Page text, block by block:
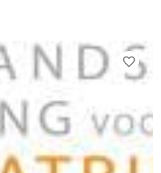
favorite_border